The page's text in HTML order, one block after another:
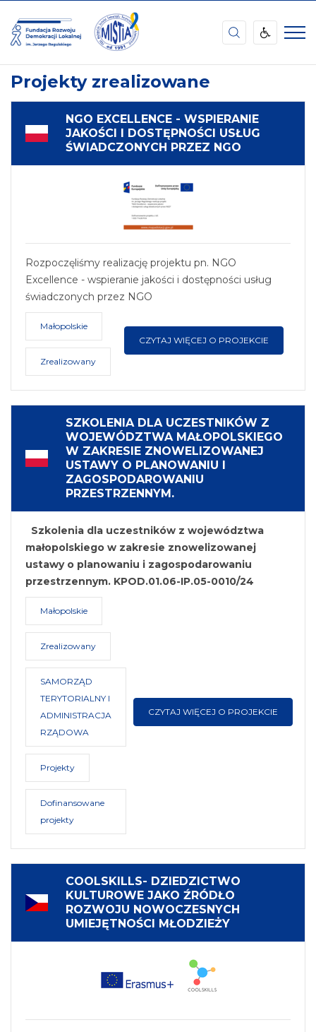
Małopolski
Instytut
Samorządu
Terytorialnego
Admhttps://frdl.org.pl/admin/locale_3,locale-
settings/index/3/#tab-
mailinistracji
Projekty zrealizowane
NGO EXCELLENCE - WSPIERANIE
JAKOŚCI I DOSTĘPNOŚCI USŁUG
ŚWIADCZONYCH PRZEZ NGO
Rozpoczęliśmy realizację projektu pn. NGO
Excellence - wspieranie jakości i dostępności usług
świadczonych przez NGO
Małopolskie
Zrealizowany
CZYTAJ WIĘCEJ O PROJEKCIE
SZKOLENIA DLA UCZESTNIKÓW Z
WOJEWÓDZTWA MAŁOPOLSKIEGO
W ZAKRESIE ZNOWELIZOWANEJ
USTAWY O PLANOWANIU I
ZAGOSPODAROWANIU
PRZESTRZENNYM.
Szkolenia dla uczestników z województwa
małopolskiego w zakresie znowelizowanej
ustawy o planowaniu i zagospodarowaniu
przestrzennym. KPOD.01.06-IP.05-0010/24
Małopolskie
Zrealizowany
SAMORZĄD
TERYTORIALNY I
ADMINISTRACJA
RZĄDOWA
Projekty
Dofinansowane
projekty
CZYTAJ WIĘCEJ O PROJEKCIE
COOLSKILLS- DZIEDZICTWO
KULTUROWE JAKO ŹRÓDŁO
ROZWOJU NOWOCZESNYCH
UMIEJĘTNOŚCI MŁODZIEŻY